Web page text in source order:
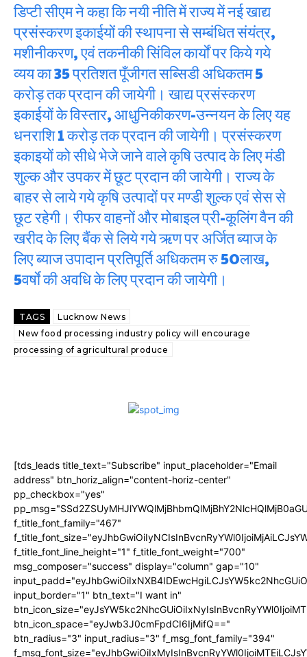
डिप्टी सीएम ने कहा कि नयी नीति में राज्य में नई खाद्य
प्रसंस्करण इकाईयों की स्थापना से सम्बंधित संयंत्र,
मशीनीकरण, एवं तकनीकी सिंविल कार्यों पर किये गये
व्यय का 35 प्रतिशत पूँजीगत सब्सिडी अधिकतम 5
करोड़ तक प्रदान की जायेगी। खाद्य प्रसंस्करण
इकाईयों के विस्तार, आधुनिकीकरण-उन्नयन के लिए यह
धनराशि 1 करोड़ तक प्रदान की जायेगी। प्रसंस्करण
इकाइयों को सीधे भेजे जाने वाले कृषि उत्पाद के लिए मंडी
शुल्क और उपकर में छूट प्रदान की जायेगी। राज्य के
बाहर से लाये गये कृषि उत्पादों पर मण्डी शुल्क एवं सेस से
छूट रहेगी। रीफर वाहनों और मोबाइल प्री-कूलिंग वैन की
खरीद के लिए बैंक से लिये गये ऋण पर अर्जित ब्याज के
लिए ब्याज उपादान प्रतिपूर्ति अधिकतम रु 50लाख,
5वर्षाे की अवधि के लिए प्रदान की जायेगी।
TAGS
Lucknow News
New food processing industry policy will encourage
processing of agricultural produce
[tds_leads title_text="Subscribe" input_placeholder="Email
address" btn_horiz_align="content-horiz-center"
pp_checkbox="yes"
f_title_font_family="467"
f_title_font_line_height="1" f_title_font_weight="700"
msg_composer="success" display="column" gap="10"
input_border="1" btn_text="I want in"
btn_icon_space="eyJwb3J0cmFpdCI6IjMifQ=="
btn_radius="3" input_radius="3" f_msg_font_family="394"